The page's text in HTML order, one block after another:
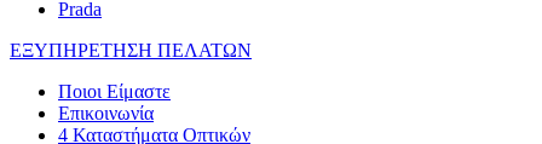
Prada
ΕΞΥΠΗΡΕΤΗΣΗ ΠΕΛΑΤΩΝ
Ποιοι Είμαστε
Επικοινωνία
4 Καταστήματα Οπτικών